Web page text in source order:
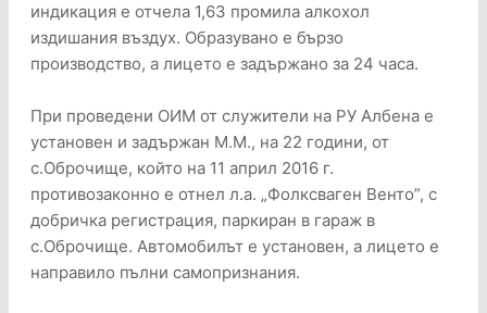
индикация е отчела 1,63 промила алкохол
издишания въздух. Образувано е бързо
производство, а лицето е задържано за 24 часа.
При проведени ОИМ от служители на РУ Албена е
установен и задържан М.М., на 22 години, от
с.Оброчище, който на 11 април 2016 г.
противозаконно е отнел л.а. „Фолксваген Венто”, с
добричка регистрация, паркиран в гараж в
с.Оброчище. Автомобилът е установен, а лицето е
направило пълни самопризнания.